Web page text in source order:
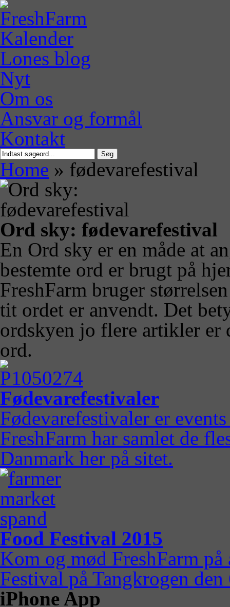
Kalender
Lones blog
Nyt
Om os
Ansvar og formål
Kontakt
Søg
Home » fødevarefestival
Ord sky: fødevarefestival
En Ord sky er en måde at
bestemte ord er brugt på
FreshFarm bruger
tit ordet er anvendt. Det
ordskyen jo flere artikler er
ord.
Fødevarefestivaler
Fødevarefestivaler er
FreshFarm har samlet de
Danmark her på sitet.
Food Festival 2015
Kom og mød FreshFarm på
Festival på Tangkrogen den
iPhone App